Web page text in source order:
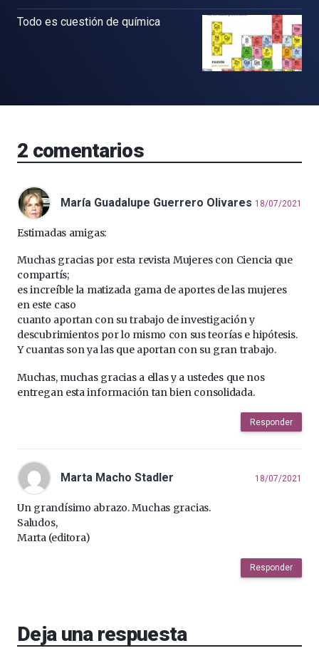
Todo es cuestión de química
2 comentarios
María Guadalupe Guerrero Olivares 18/07/2021
Estimadas amigas:
Muchas gracias por esta revista Mujeres con Ciencia que
compartís;
es increíble la matizada gama de aportes de las mujeres
en este caso
cuanto aportan con su trabajo de investigación y
descubrimientos por lo mismo con sus teorías e hipótesis.
Y cuantas son ya las que aportan con su gran trabajo.
Muchas, muchas gracias a ellas y a ustedes que nos
entregan esta información tan bien consolidada.
Responder
Marta Macho Stadler 18/07/2021
Un grandísimo abrazo. Muchas gracias.
Saludos,
Marta (editora)
Responder
Deja una respuesta